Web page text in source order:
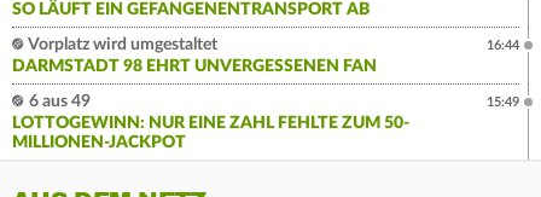
SO LÄUFT EIN GEFANGENENTRANSPORT AB
Vorplatz wird umgestaltet
DARMSTADT 98 EHRT UNVERGESSENEN FAN
16:44
6 aus 49
LOTTOGEWINN: NUR EINE ZAHL FEHLTE ZUM 50-
MILLIONEN-JACKPOT
15:49